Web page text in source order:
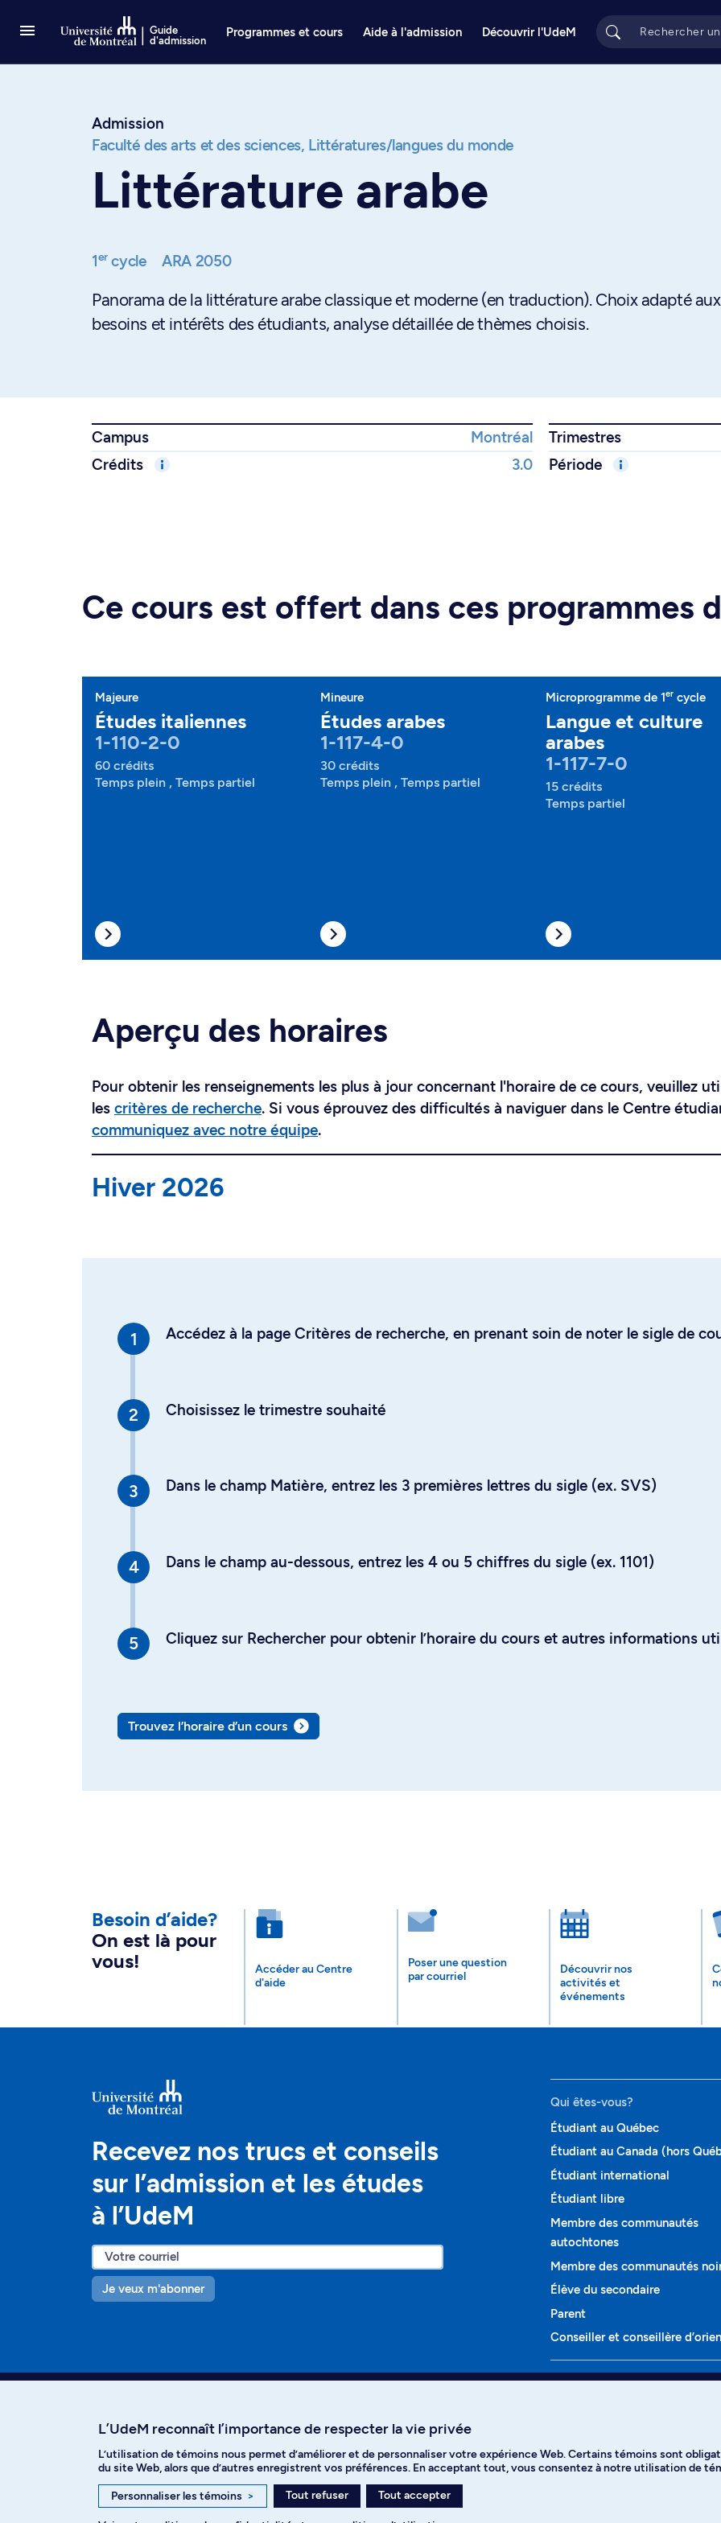
Guide
d'admission
Programmes et cours Aide à l'admission Découvrir l'UdeM
Admission
Faculté des arts et des sciences, Littératures/langues du monde
Littérature arabe
1ercycle ARA 2050
Panorama de la littérature arabe classique et moderne (en traduction). Choix adapté aux
besoins et intérêts des étudiants, analyse détaillée de thèmes choisis.
Campus Montréal
Trimestres
Crédits
3.0 Période
Ce cours est offert dans ces programmes
Majeure
Études italiennes
1-110-2-0
60 crédits
Temps plein , Temps partiel
Mineure
Études arabes
1-117-4-0
30 crédits
Temps plein , Temps partiel
Microprogramme de 1er cycle
Langue et culture
arabes
1-117-7-0
15 crédits
Temps partiel
Aperçu des horaires
Pour obtenir les renseignements les plus à jour concernant l'horaire de ce cours, veuillez
les critères de recherche. Si vous éprouvez des difficultés à naviguer dans le Centre
communiquez avec notre équipe.
Hiver 2026
Accédez à la page Critères de recherche, en prenant soin de noter le sigle de
Choisissez le trimestre souhaité
Dans le champ Matière, entrez les 3 premières lettres du sigle (ex. SVS)
Dans le champ au-dessous, entrez les 4 ou 5 chiffres du sigle (ex. 1101)
Cliquez sur Rechercher pour obtenir l’horaire du cours et autres informations
Trouvez l’horaire d’un cours
Besoin d’aide?
On est là pour
vous!
Accéder au Centre
d'aide
Poser une question
par courriel
Découvrir nos
activités et
événements
Recevez nos trucs et conseils
sur l’admission et les études
à l’UdeM
Je veux m'abonner
Qui êtes-vous?
Étudiant au Québec
Étudiant au Canada (hors
Étudiant international
Étudiant libre
Membre des communautés
autochtones
Membre des communautés
Élève du secondaire
Parent
Conseiller et conseillère
Programmes et cours
Facebook Instagram TikTok YouTube Spotify
L’UdeM reconnaît l’importance de respecter la vie privée
L’utilisation de témoins nous permet d’améliorer et de personnaliser votre expérience Web. Certains témoins sont
du site Web, alors que d’autres enregistrent vos préférences. En acceptant tout, vous consentez à notre utilisation de
Personnaliser les témoins > Tout refuser Tout accepter